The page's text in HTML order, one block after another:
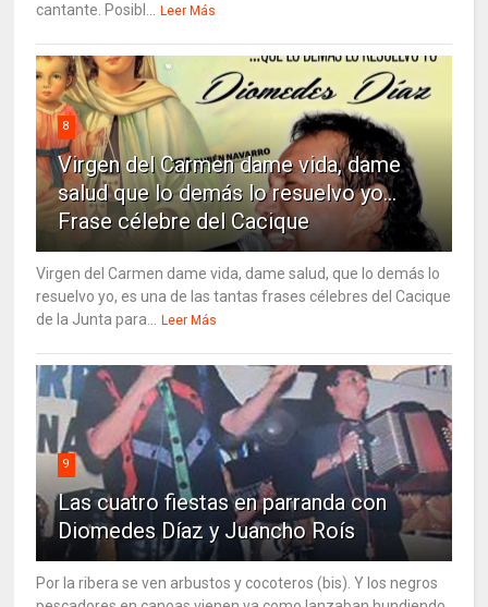
cantante. Posibl...
Leer Más
8
Virgen del Carmen dame vida, dame
salud que lo demás lo resuelvo yo…
Frase célebre del Cacique
Virgen del Carmen dame vida, dame salud, que lo demás lo
resuelvo yo, es una de las tantas frases célebres del Cacique
de la Junta para...
Leer Más
9
Las cuatro fiestas en parranda con
Diomedes Díaz y Juancho Roís
Por la ribera se ven arbustos y cocoteros (bis). Y los negros